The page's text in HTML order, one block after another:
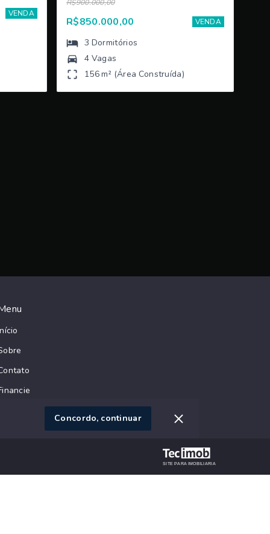
VENDA
R$900.000,00
R$850.000,00 VENDA
3 Dormitórios
4 Vagas
156 m² (Área Construída)
Negocie seu Imóvel
SITE PARA IMOBILIARIA
Concordo, continuar